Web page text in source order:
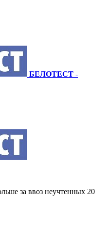
БЕЛОТЕСТ -
за ввоз неучтенных 20